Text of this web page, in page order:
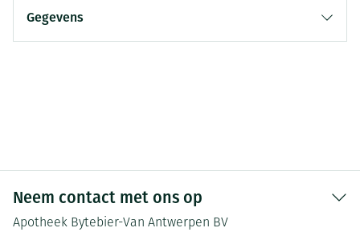
Gegevens
Neem contact met ons op
Apotheek Bytebier-Van Antwerpen BV